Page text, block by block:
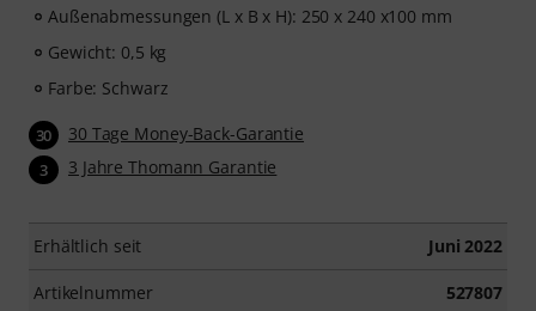
Außenabmessungen (L x B x H): 250 x 240 x100 mm
Gewicht: 0,5 kg
Farbe: Schwarz
30 30 Tage Money-Back-Garantie
3 3 Jahre Thomann Garantie
Erhältlich seit Juni 2022
Artikelnummer 527807